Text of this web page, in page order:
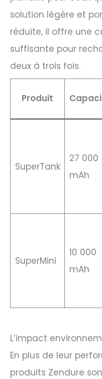
solution légère et
réduite, il offre une
suffisante pour
deux à trois fois.
Produit
SuperTank
27 000
mAh
SuperMini
10 000
mAh
L’impact
En plus de leur
produits Zendure